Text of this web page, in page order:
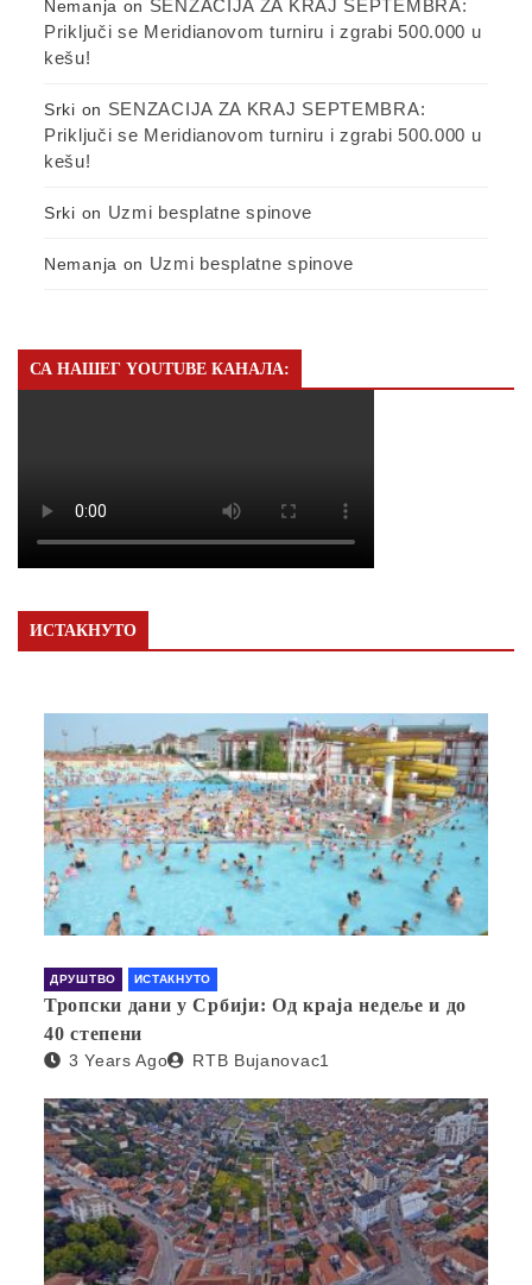
Nemanja on SENZACIJA ZA KRAJ SEPTEMBRA:
Priključi se Meridianovom turniru i zgrabi 500.000 u
kešu!
Srki on SENZACIJA ZA KRAJ SEPTEMBRA:
Priključi se Meridianovom turniru i zgrabi 500.000 u
kešu!
Srki on Uzmi besplatne spinove
Nemanja on Uzmi besplatne spinove
СА НАШЕГ YOUTUBE КАНАЛА:
ИСТАКНУТО
ДРУШТВО ИСТАКНУТО
Тропски дани у Србији: Од краја недеље и до
40 степени
3 Years Ago RTB Bujanovac1